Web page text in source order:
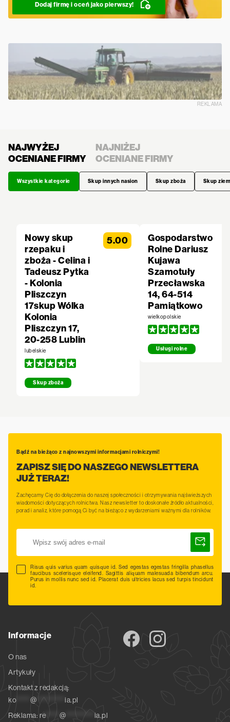
Dodaj firmę i oceń jako pierwszy!
REKLAMA
NAJWYŻEJ
OCENIANE FIRMY
NAJNIŻEJ
OCENIANE FIRMY
Wszystkie kategorie Skup innych nasion Skup zboża Skup
Nowy skup
rzepaku i
zboża - Celina i
Tadeusz Pytka
- Kolonia
Pliszczyn
17skup Wólka
Kolonia
Pliszczyn 17,
20-258 Lublin
lubelskie
Skup zboża
5.00
Gospodarstwo
Rolne Dariusz
Kujawa
Szamotuły
Przecławska
14, 64-514
Pamiątkowo
wielkopolskie
Usługi rolne
Bądź na bieżąco z najnowszymi informacjami rolniczymi!
ZAPISZ SIĘ DO NASZEGO NEWSLETTERA
JUŻ TERAZ!
Zachęcamy Cię do dołączenia do naszej społeczności i otrzymywania najświeższych
wiadomości dotyczących rolnictwa. Nasz newsletter to doskonałe źródło aktualności,
porad i analiz, które pomogą Ci być na bieżąco z wydarzeniami ważnymi dla rolników.
Risus quis varius quam quisque id. Sed egestas egestas fringilla phasellus
faucibus scelerisque eleifend. Sagittis aliquam malesuada bibendum arcu.
Purus in mollis nunc sed id. Placerat duis ultricies lacus sed turpis tincidunt
id.
Informacje
O nas
Artykuły
Kontakt z redakcją:
ko***** @ ********** ia.pl
Reklama: re***** @ ********** ia.pl